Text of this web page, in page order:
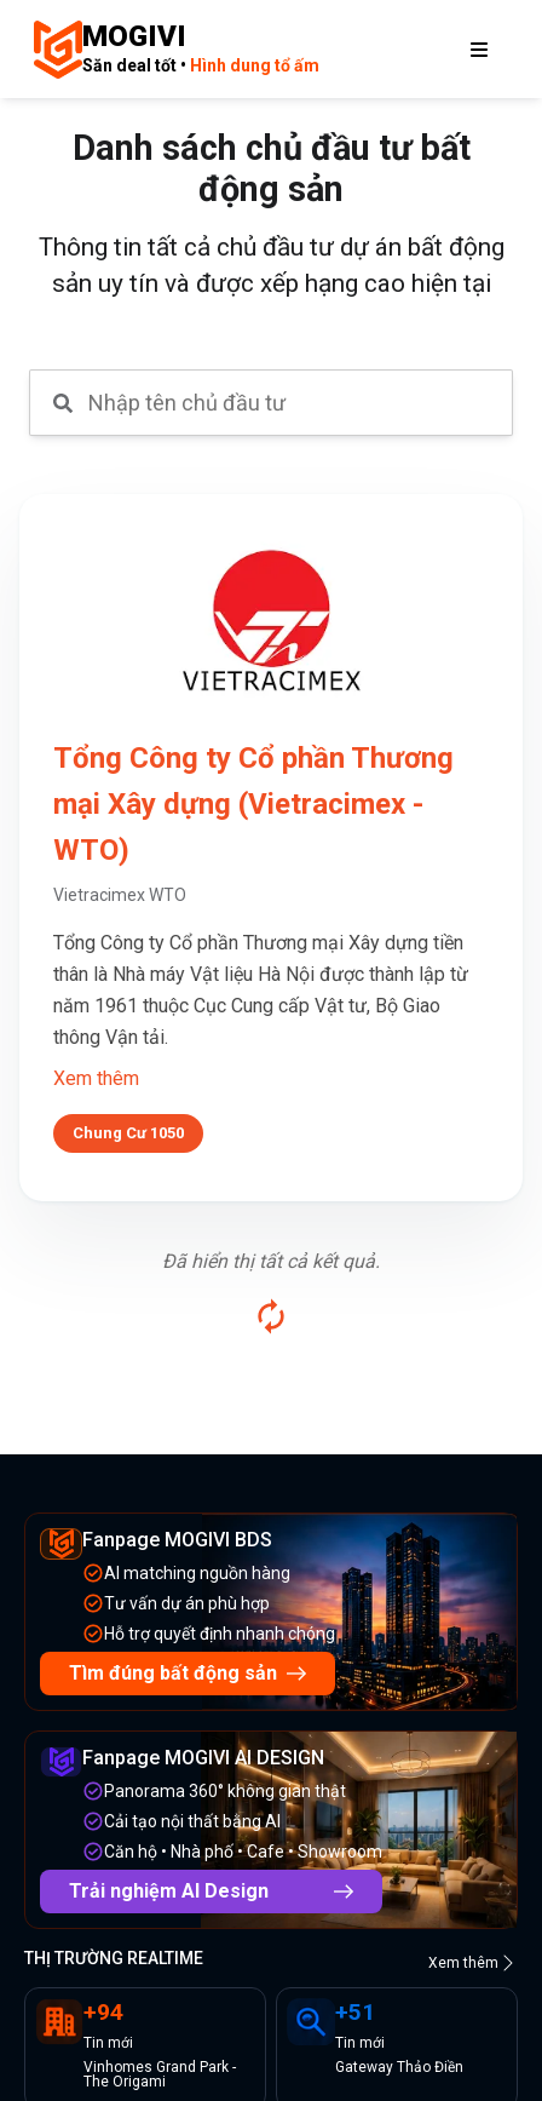
MOGIVI
Săn deal tốt • Hình dung tổ ấm
Danh sách chủ đầu tư bất
động sản
Thông tin tất cả chủ đầu tư dự án bất động
sản uy tín và được xếp hạng cao hiện tại
Tổng Công ty Cổ phần Thương
mại Xây dựng (Vietracimex -
WTO)
Vietracimex WTO
Tổng Công ty Cổ phần Thương mại Xây dựng tiền
thân là Nhà máy Vật liệu Hà Nội được thành lập từ
năm 1961 thuộc Cục Cung cấp Vật tư, Bộ Giao
thông Vận tải.
Xem thêm
Chung Cư 1050
Đã hiển thị tất cả kết quả.
Fanpage MOGIVI BDS
AI matching nguồn hàng
Tư vấn dự án phù hợp
Hỗ trợ quyết định nhanh chóng
Tìm đúng bất động sản
Fanpage MOGIVI AI DESIGN
Panorama 360° không gian thật
Cải tạo nội thất bằng AI
Căn hộ • Nhà phố • Cafe • Showroom
Trải nghiệm AI Design
THỊ TRƯỜNG REALTIME Xem thêm
+94
Tin mới
Vinhomes Grand Park -
The Origami
+51
Tin mới
Gateway Thảo Điền